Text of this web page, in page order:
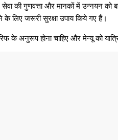
की गुणवत्ता और मानकों में उन्नयन को
के लिए जरूरी सुरक्षा उपाय किये गए हैं।
के अनुरूप होना चाहिए और मेन्यू को